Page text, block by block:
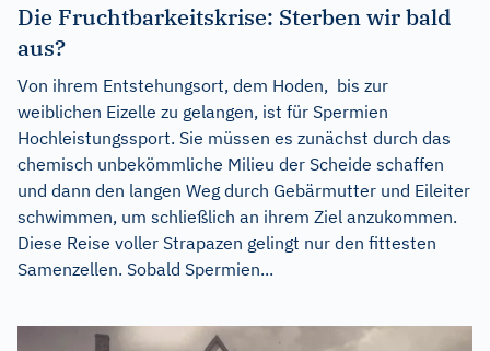
Die Fruchtbarkeitskrise: Sterben wir bald
aus?
Von ihrem Entstehungsort, dem Hoden, bis zur
weiblichen Eizelle zu gelangen, ist für Spermien
Hochleistungssport. Sie müssen es zunächst durch das
chemisch unbekömmliche Milieu der Scheide schaffen
und dann den langen Weg durch Gebärmutter und Eileiter
schwimmen, um schließlich an ihrem Ziel anzukommen.
Diese Reise voller Strapazen gelingt nur den fittesten
Samenzellen. Sobald Spermien...